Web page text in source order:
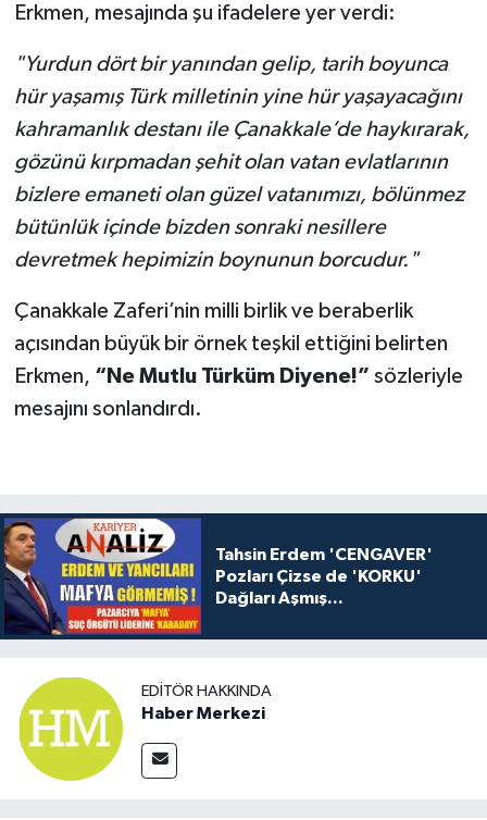
Erkmen, mesajında şu ifadelere yer verdi:
"Yurdun dört bir yanından gelip, tarih boyunca
hür yaşamış Türk milletinin yine hür yaşayacağını
kahramanlık destanı ile Çanakkale’de haykırarak,
gözünü kırpmadan şehit olan vatan evlatlarının
bizlere emaneti olan güzel vatanımızı, bölünmez
bütünlük içinde bizden sonraki nesillere
devretmek hepimizin boynunun borcudur."
Çanakkale Zaferi’nin milli birlik ve beraberlik
açısından büyük bir örnek teşkil ettiğini belirten
Erkmen, “Ne Mutlu Türküm Diyene!” sözleriyle
mesajını sonlandırdı.
Tahsin Erdem 'CENGAVER'
Pozları Çizse de 'KORKU'
Dağları Aşmış...
EDITÖR HAKKINDA
Haber Merkezi